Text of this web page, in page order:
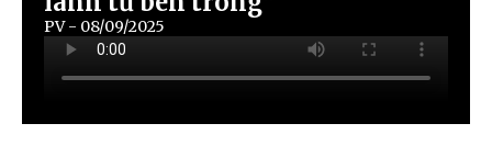
PV - 08/09/2025